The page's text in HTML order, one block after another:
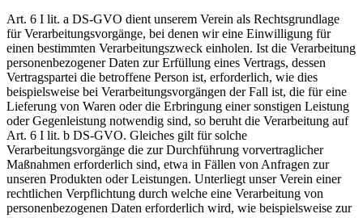
Art. 6 I lit. a DS-GVO dient unserem Verein als Rechtsgrundlage
für Verarbeitungsvorgänge, bei denen wir eine Einwilligung für
einen bestimmten Verarbeitungszweck einholen. Ist die Verarbeitung
personenbezogener Daten zur Erfüllung eines Vertrags, dessen
Vertragspartei die betroffene Person ist, erforderlich, wie dies
beispielsweise bei Verarbeitungsvorgängen der Fall ist, die für eine
Lieferung von Waren oder die Erbringung einer sonstigen Leistung
oder Gegenleistung notwendig sind, so beruht die Verarbeitung auf
Art. 6 I lit. b DS-GVO. Gleiches gilt für solche
Verarbeitungsvorgänge die zur Durchführung vorvertraglicher
Maßnahmen erforderlich sind, etwa in Fällen von Anfragen zur
unseren Produkten oder Leistungen. Unterliegt unser Verein einer
rechtlichen Verpflichtung durch welche eine Verarbeitung von
personenbezogenen Daten erforderlich wird, wie beispielsweise zur